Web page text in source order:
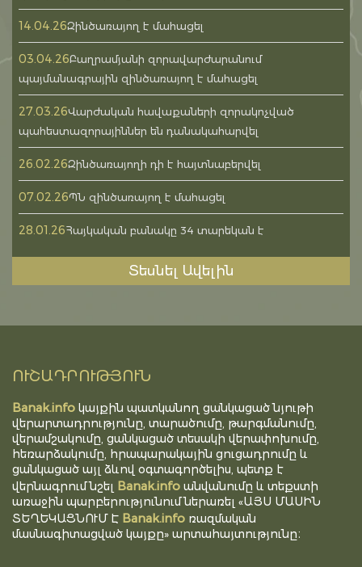
14.04.26Զինծառայող է մահացել
03.04.26Բաղրամյանի զորավարժարանում
պայմանագրային զինծառայող է մահացել
27.03.26Վարժական հավաքաների զորակոչված
պահեստազորայիններ են դանակահարվել
26.02.26Զինծառայողի դի է հայտնաբերվել
07.02.26ՊՆ զինծառայող է մահացել
28.01.26Հայկական բանակը 34 տարեկան է
Տեսնել Ավելին
ՈՒՇԱԴՐՈՒԹՅՈՒՆ
Banak.info կայքին պատկանող ցանկացած նյութի
վերարտադրությունը, տարածումը, թարգմանումը,
վերամշակումը, ցանկացած տեսակի վերափոխումը,
հեռարձակումը, հրապարակային ցուցադրումը և
ցանկացած այլ ձևով օգտագործելիս, պետք է
վերնագրում նշել Banak.info անվանումը և տեքստի
առաջին պարբերությունում ներառել «ԱՅՍ ՄԱՍԻՆ
ՏԵՂԵԿԱՑՆՈՒՄ Է Banak.info ռազմական
մասնագիտացված կայքը» արտահայտությունը։